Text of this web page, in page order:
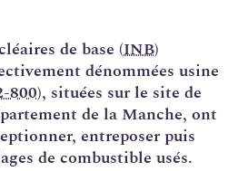
de base (INB)
dénommées usine
800), situées sur le site de
de la Manche, ont
entreposer puis
de combustible usés.